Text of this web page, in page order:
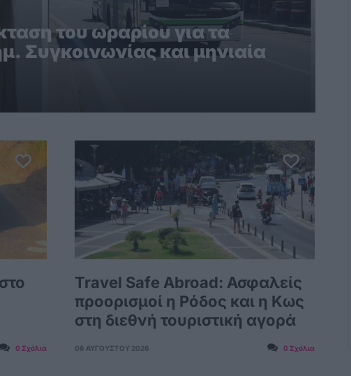
του ωραρίου για τα
Συγκοινωνίας και μηνιαία
0 Σχόλια
Travel Safe Abroad: Ασφαλείς
προορισμοί η Ρόδος και η Κως
στη διεθνή τουριστική αγορά
06 ΑΥΓΟΎΣΤΟΥ 2026 0 Σχόλια